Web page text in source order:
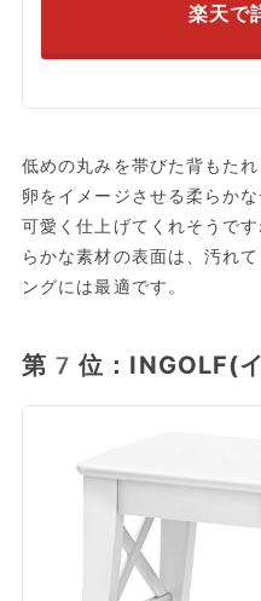
楽天で
低めの丸みを帯びた背もた
卵をイメージさせる柔らか
可愛く仕上げてくれそうで
らかな素材の表面は、汚れ
ングには最適です。
第7位：INGOLF(